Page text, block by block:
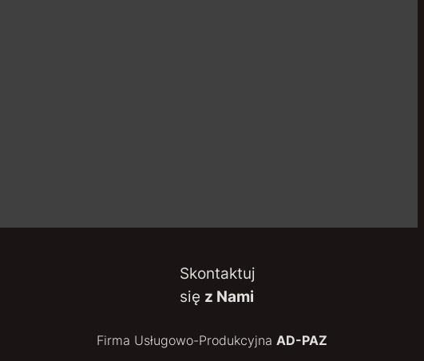
Skontaktuj
się z Nami
Firma Usługowo-ProdukcyjnaAD-PAZ